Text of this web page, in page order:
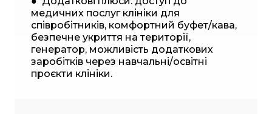
медичних послуг клініки для
співробітників, комфортний буфет/кава,
безпечне укриття на території,
генератор, можливість додаткових
заробітків через навчальні/освітні
проєкти клініки.